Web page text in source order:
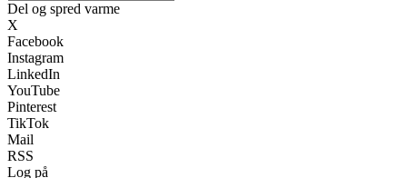
Del og spred varme
X
Facebook
Instagram
LinkedIn
YouTube
Pinterest
TikTok
Mail
RSS
Log på